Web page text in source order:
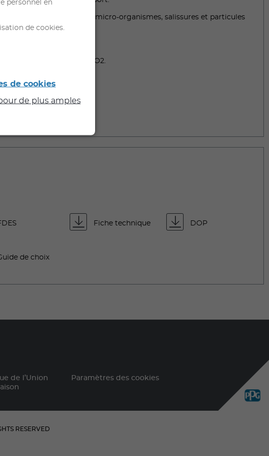
et bonne résistance aux micro-organismes, salissures et particules
dans l'atmosphère.
intempéries.
à la vapeur d’eau et au CO2.
Fiche technique DOP
de choix
de l’Union
Paramètres des cookies
RESERVED
personnel en
de cookies.
de cookies
de plus amples